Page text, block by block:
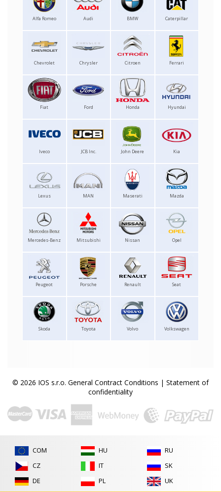
Alfa Romeo Audi BMW Caterpillar
Chevrolet Chrysler Citroen Ferrari
Fiat Ford Honda Hyundai
Iveco JCB Inc. John Deere Kia
Lexus MAN Maserati Mazda
Mercedes-Benz Mitsubishi Nissan Opel
Peugeot Porsche Renault Seat
Skoda Toyota Volvo Volkswagen
© 2026 IOS s.r.o. General Contract Conditions | Statement of
confidentiality
COM
CZ
DE
HU
IT
PL
RU
SK
UK